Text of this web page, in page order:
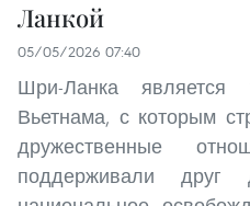
Ланкой
05/05/2026 07:40
Шри-Ланка является
Вьетнама, с которым
дружественные
поддерживали